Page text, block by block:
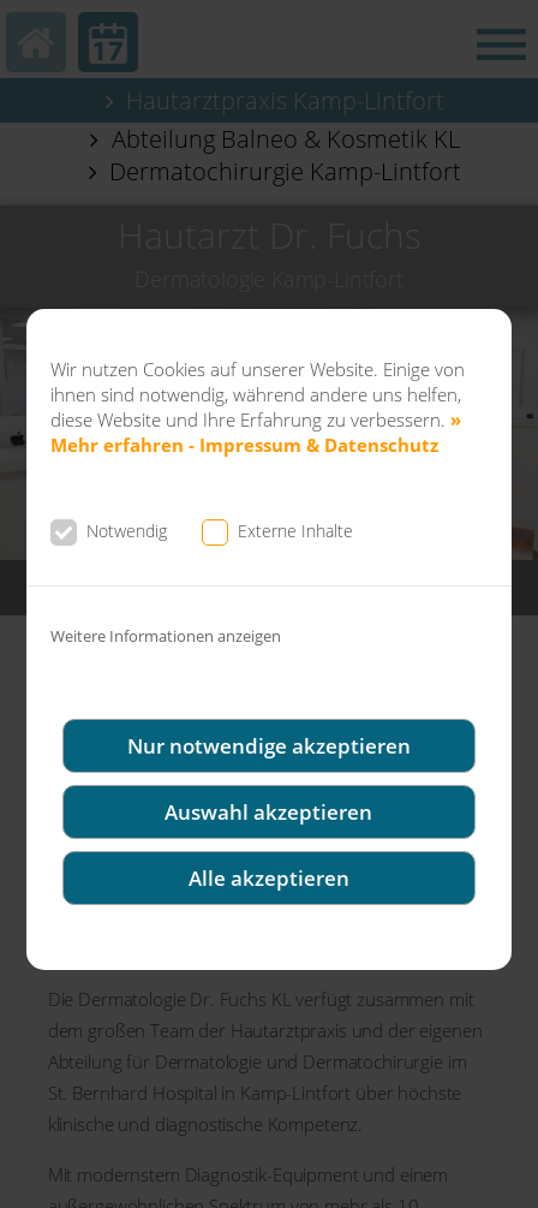
Wir nutzen Cookies auf unserer Website. Einige von
ihnen sind notwendig, während andere uns helfen,
diese Website und Ihre Erfahrung zu verbessern. »
Mehr erfahren - Impressum & Datenschutz
Notwendig Externe Inhalte
Weitere Informationen anzeigen
Nur notwendige akzeptieren
Auswahl akzeptieren
Alle akzeptieren
Hautarztpraxis Kamp-Lintfort
Abteilung Balneo & Kosmetik KL
Dermatochirurgie Kamp-Lintfort
Kollegen· Dermatologie
Kamp-Lintfort
Ob Allergie, Haut­probleme, Hautkrebs­vorsorge,
Venen­heilkunde, ambulante OP, Laser-Medizin,
Falten­reduzierung oder ästhe­tische Behand­
lung - Sie und Ihre Haut sind bei uns in den
Die Dermatologie Dr. Fuchs KL verfügt zusammen mit
dem großen Team der Hautarztpraxis und der eigenen
Abteilung für Dermatologie und Dermatochirurgie im
St. Bernhard Hospital in Kamp-Lintfort über höchste
klinische und diagnostische Kompetenz.
Mit modernstem Diagnostik-Equipment und einem